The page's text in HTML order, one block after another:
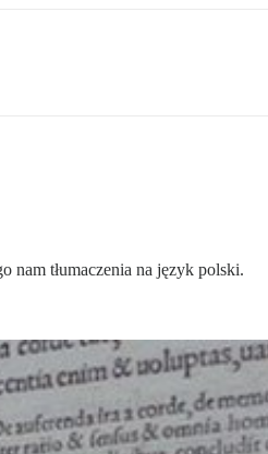
nam tłumaczenia na język polski.